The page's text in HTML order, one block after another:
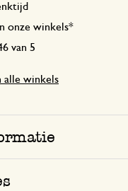
onze winkels*
van 5
alle winkels
9 december 2025
Sooo soft hands